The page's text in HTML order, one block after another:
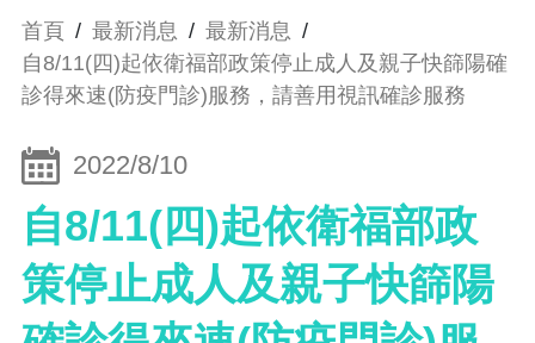
首頁 / 最新消息 / 最新消息 /
自8/11(四)起依衛福部政策停止成人及親子快篩陽確
診得來速(防疫門診)服務，請善用視訊確診服務
2022/8/10
自8/11(四)起依衛福部政
策停止成人及親子快篩陽